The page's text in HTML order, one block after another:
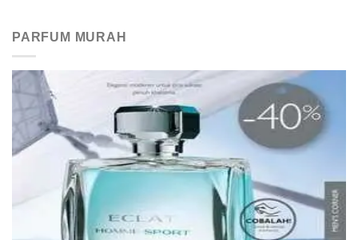
PARFUM MURAH